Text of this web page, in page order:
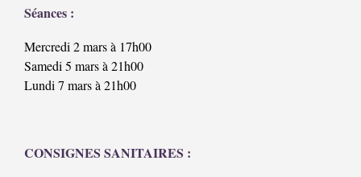
Séances :
Mercredi 2 mars à 17h00
Samedi 5 mars à 21h00
Lundi 7 mars à 21h00
CONSIGNES SANITAIRES :